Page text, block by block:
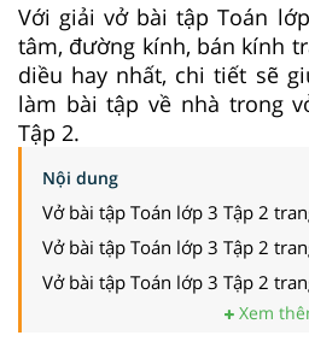
Với giải vở bài tập Toán
tâm, đường kính, bán kính
diều hay nhất, chi tiết sẽ
làm bài tập về nhà trong
Tập 2.
Nội dung
Vở bài tập Toán lớp 3 Tập 2
Vở bài tập Toán lớp 3 Tập 2
Vở bài tập Toán lớp 3 Tập 2
Xem